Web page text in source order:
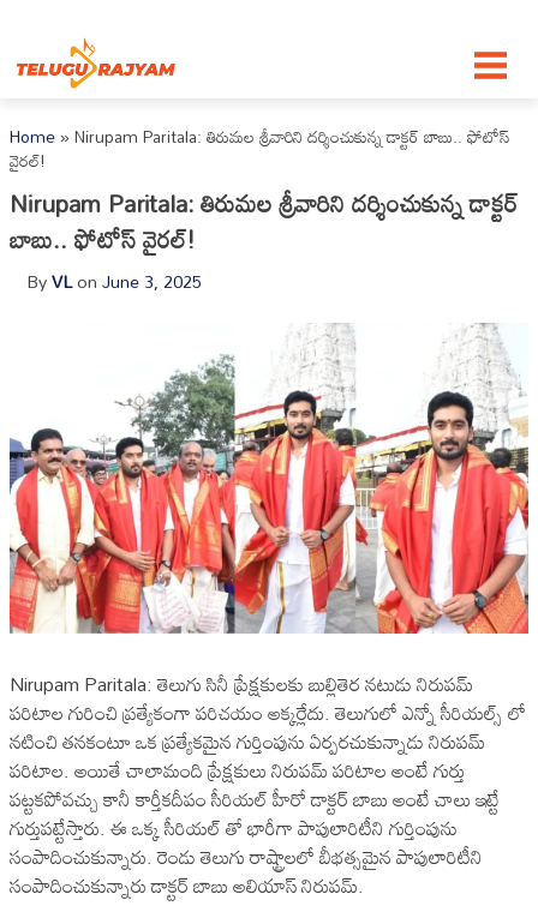
Home»Nirupam Paritala: తిరుమల శ్రీవారిని దర్శించుకున్న డాక్టర్ బాబు.. ఫోటోస్
వైరల్!
Nirupam Paritala: తిరుమల శ్రీవారిని దర్శించుకున్న డాక్టర్
బాబు.. ఫోటోస్ వైరల్!
ByVLonJune 3, 2025
Nirupam Paritala: తెలుగు సినీ ప్రేక్షకులకు బుల్లితెర నటుడు నిరుపమ్
పరిటాల గురించి ప్రత్యేకంగా పరిచయం అక్కర్లేదు. తెలుగులో ఎన్నో సీరియల్స్ లో
నటించి తనకంటూ ఒక ప్రత్యేకమైన గుర్తింపును ఏర్పరచుకున్నాడు నిరుపమ్
పరిటాల. అయితే చాలామంది ప్రేక్షకులు నిరుపమ్ పరిటాల అంటే గుర్తు
పట్టకపోవచ్చు కానీ కార్తీకదీపం సీరియల్ హీరో డాక్టర్ బాబు అంటే చాలు ఇట్టే
గుర్తుపట్టేస్తారు. ఈ ఒక్క సీరియల్ తో భారీగా పాపులారిటీని గుర్తింపును
సంపాదించుకున్నారు. రెండు తెలుగు రాష్ట్రాలలో బీభత్సమైన పాపులారిటీని
సంపాదించుకున్నారు డాక్టర్ బాబు అలియాస్ నిరుపమ్.